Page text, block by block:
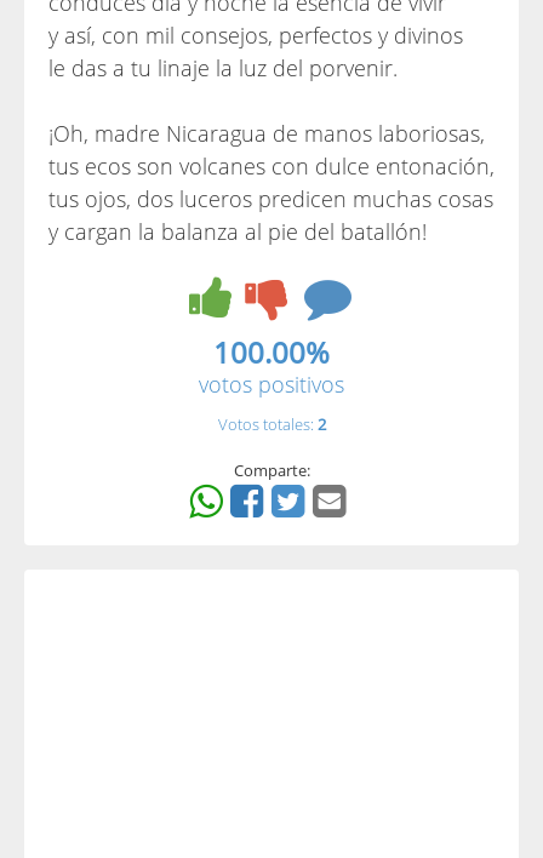
y así, con mil consejos, perfectos y divinos
le das a tu linaje la luz del porvenir.
¡Oh, madre Nicaragua de manos laboriosas,
tus ecos son volcanes con dulce entonación,
tus ojos, dos luceros predicen muchas cosas
y cargan la balanza al pie del batallón!
100.00%
votos positivos
Votos totales: 2
Comparte: